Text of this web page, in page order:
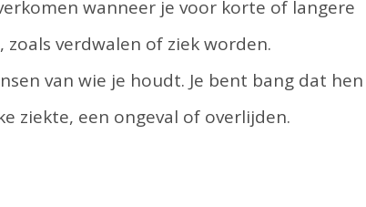
wanneer je voor korte of langere
verdwalen of ziek worden.
van wie je houdt. Je bent bang dat hen
ziekte, een ongeval of overlijden.